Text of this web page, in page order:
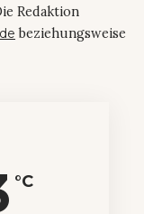
Redaktion
beziehungsweise
°C